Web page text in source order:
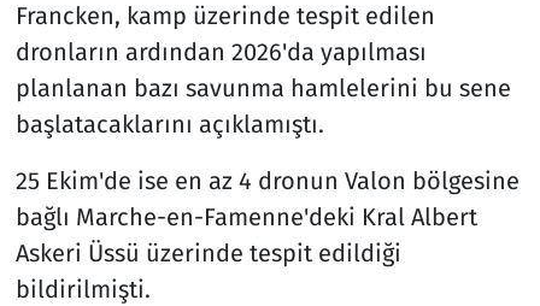
Francken, kamp üzerinde tespit edilen
dronların ardından 2026'da yapılması
planlanan bazı savunma hamlelerini bu sene
başlatacaklarını açıklamıştı.
25 Ekim'de ise en az 4 dronun Valon bölgesine
bağlı Marche-en-Famenne'deki Kral Albert
Askeri Üssü üzerinde tespit edildiği
bildirilmişti.